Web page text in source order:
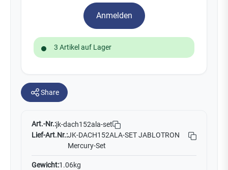
Anmelden
3 Artikel auf Lager
Share
Art.-Nr.:jk-dach152ala-set
Lief-Art.Nr.:JK-DACH152ALA-SET JABLOTRON
Mercury-Set
Gewicht:1.06kg